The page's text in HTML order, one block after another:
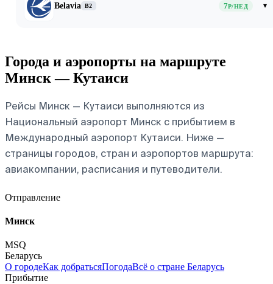
Belavia B2 7Р/НЕД ▾
Города и аэропорты на маршруте
Минск — Кутаиси
Рейсы Минск — Кутаиси выполняются из
Национальный аэропорт Минск с прибытием в
Международный аэропорт Кутаиси. Ниже —
страницы городов, стран и аэропортов маршрута:
авиакомпании, расписания и путеводители.
Отправление
Минск
MSQ
Беларусь
О городеКак добратьсяПогодаВсё о стране Беларусь
Прибытие